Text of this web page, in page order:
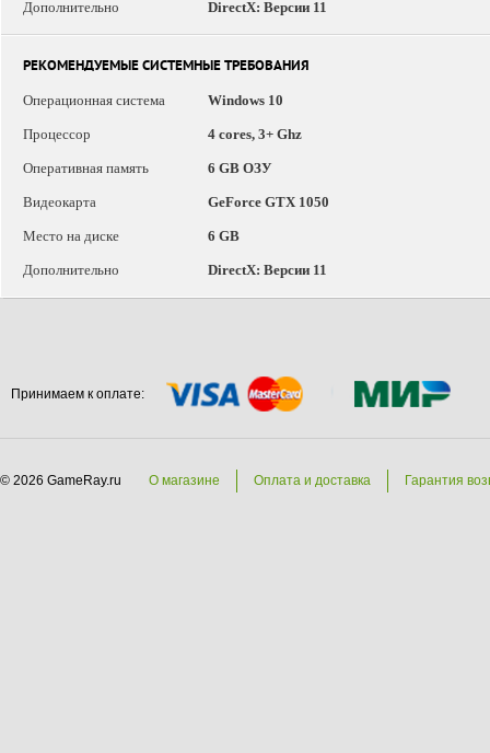
Дополнительно DirectX: Версии 11
РЕКОМЕНДУЕМЫЕ СИСТЕМНЫЕ ТРЕБОВАНИЯ
Операционная система
Windows 10
Процессор 4 cores, 3+ Ghz
Оперативная память 6 GB ОЗУ
Видеокарта GeForce GTX 1050
Место на диске 6 GB
Дополнительно DirectX: Версии 11
Принимаем к оплате:
© 2026 GameRay.ru О магазине Оплата и доставка Гарантия